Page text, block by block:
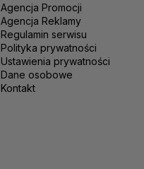
Agencja Promocji
Agencja Reklamy
Regulamin serwisu
Polityka prywatności
Ustawienia prywatności
Dane osobowe
Kontakt